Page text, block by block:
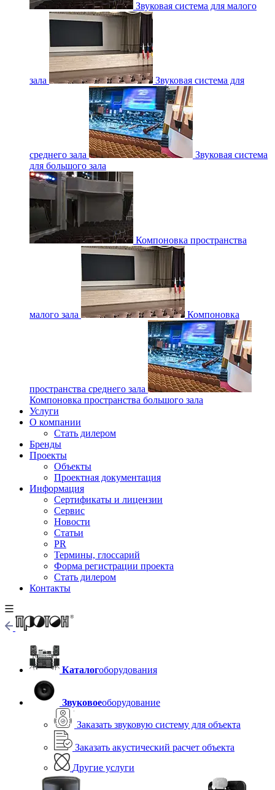
Звуковая система для малого
зала Звуковая система для
среднего зала
Звуковая система
для большого зала
Компоновка пространства
малого зала Компоновка
пространства среднего зала
Компоновка пространства большого зала
Услуги
О компании
Стать дилером
Бренды
Проекты
Объекты
Проектная документация
Информация
Сертификаты и лицензии
Сервис
Новости
Статьи
PR
Термины, глоссарий
Форма регистрации проекта
Стать дилером
Контакты
Каталогоборудования
Звуковоеоборудование
Заказать звуковую систему для объекта
Заказать акустический расчет объекта
Другие услуги